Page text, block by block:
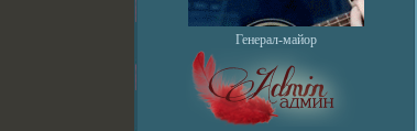
Генерал-майор